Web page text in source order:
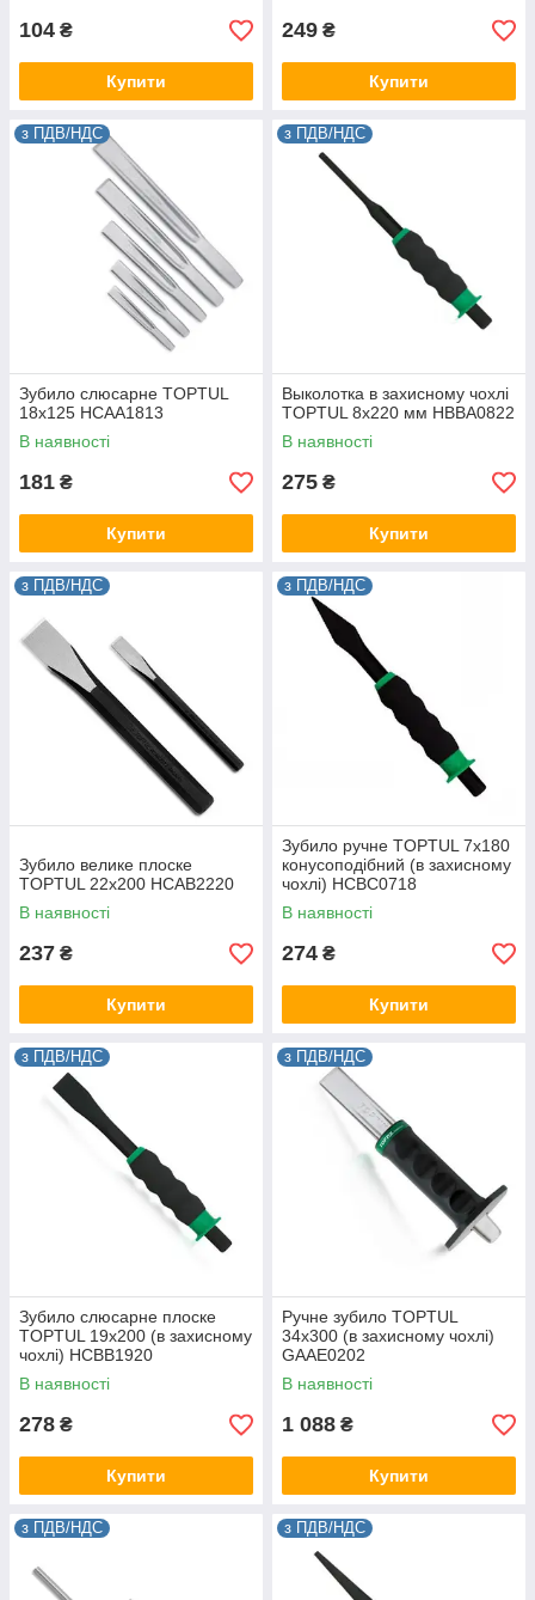
104 ₴
Купити
249 ₴
Купити
з ПДВ/НДС
Зубило слюсарне TOPTUL
18х125 HCAA1813
В наявності
181 ₴
Купити
з ПДВ/НДС
Выколотка в захисному чохлі
TOPTUL 8x220 мм HBBA0822
В наявності
275 ₴
Купити
з ПДВ/НДС
Зубило велике плоске
TOPTUL 22x200 HCAB2220
В наявності
237 ₴
Купити
з ПДВ/НДС
Зубило ручне TOPTUL 7x180
конусоподібний (в захисному
чохлі) HCBC0718
В наявності
274 ₴
Купити
з ПДВ/НДС
Зубило слюсарне плоске
TOPTUL 19x200 (в захисному
чохлі) HCBB1920
В наявності
278 ₴
Купити
з ПДВ/НДС
Ручне зубило TOPTUL
34х300 (в захисному чохлі)
GAAE0202
В наявності
1 088 ₴
Купити
з ПДВ/НДС з ПДВ/НДС